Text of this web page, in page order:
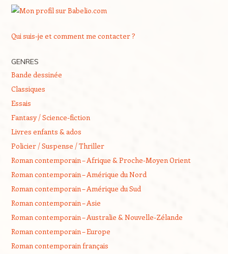
Qui suis-je et comment me contacter ?
GENRES
Bande dessinée
Classiques
Essais
Fantasy / Science-fiction
Livres enfants & ados
Policier / Suspense / Thriller
Roman contemporain – Afrique & Proche-Moyen Orient
Roman contemporain – Amérique du Nord
Roman contemporain – Amérique du Sud
Roman contemporain – Asie
Roman contemporain – Australie & Nouvelle-Zélande
Roman contemporain – Europe
Roman contemporain français